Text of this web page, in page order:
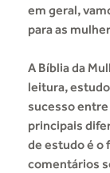
em geral,
para as
A Bíblia da
leitura,
sucesso
principais
de estudo é o
comentários